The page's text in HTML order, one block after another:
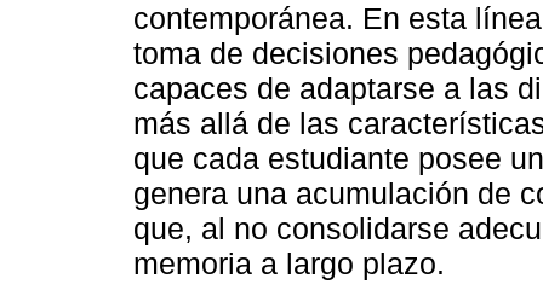
contemporánea. En esta
toma de decisiones
capaces de adaptarse a las
más allá de las
que cada estudiante posee
genera una acumulación de
que, al no consolidarse
memoria a largo plazo.